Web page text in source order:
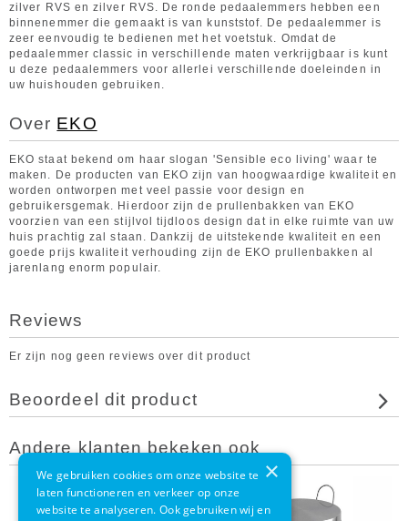
zilver RVS en zilver RVS. De ronde pedaalemmers hebben een
binnenemmer die gemaakt is van kunststof. De pedaalemmer is
zeer eenvoudig te bedienen met het voetstuk. Omdat de
pedaalemmer classic in verschillende maten verkrijgbaar is kunt
u deze pedaalemmers voor allerlei verschillende doeleinden in
uw huishouden gebruiken.
Over EKO
EKO staat bekend om haar slogan 'Sensible eco living' waar te
maken. De producten van EKO zijn van hoogwaardige kwaliteit en
worden ontworpen met veel passie voor design en
gebruikersgemak. Hierdoor zijn de prullenbakken van EKO
voorzien van een stijlvol tijdloos design dat in elke ruimte van uw
huis prachtig zal staan. Dankzij de uitstekende kwaliteit en een
goede prijs kwaliteit verhouding zijn de EKO prullenbakken al
jarenlang enorm populair.
Reviews
Er zijn nog geen reviews over dit product
Beoordeel dit product
Andere klanten bekeken ook
×
We gebruiken cookies om onze website te
laten functioneren en verkeer op onze
website te analyseren. Ook gebruiken wij en